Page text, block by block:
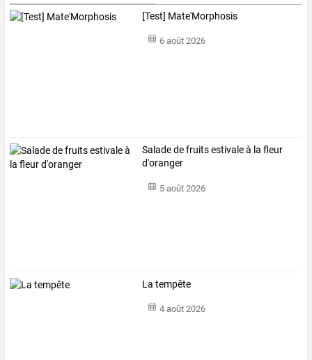
[Test] Mate'Morphosis
6 août 2026
Salade de fruits estivale à la fleur
d'oranger
5 août 2026
La tempête
4 août 2026